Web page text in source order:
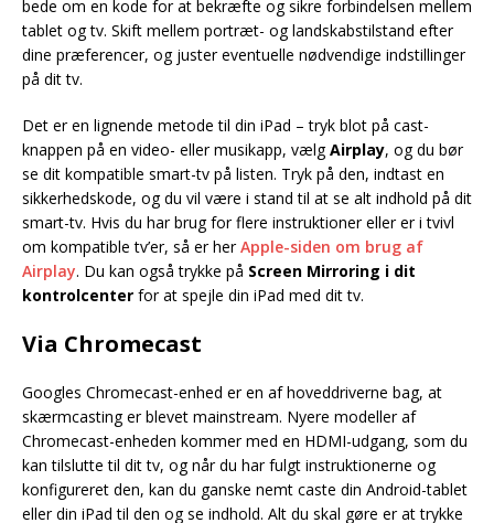
bede om en kode for at bekræfte og sikre forbindelsen mellem
tablet og tv. Skift mellem portræt- og landskabstilstand efter
dine præferencer, og juster eventuelle nødvendige indstillinger
på dit tv.
Det er en lignende metode til din iPad – tryk blot på cast-
knappen på en video- eller musikapp, vælgAirplay, og du bør
se dit kompatible smart-tv på listen. Tryk på den, indtast en
sikkerhedskode, og du vil være i stand til at se alt indhold på dit
smart-tv. Hvis du har brug for flere instruktioner eller er i tvivl
om kompatible tv’er, så er herApple-siden om brug af
Airplay. Du kan også trykke på Screen Mirroring i dit
kontrolcenter for at spejle din iPad med dit tv.
Via Chromecast
Googles Chromecast-enhed er en af hoveddriverne bag, at
skærmcasting er blevet mainstream. Nyere modeller af
Chromecast-enheden kommer med en HDMI-udgang, som du
kan tilslutte til dit tv, og når du har fulgt instruktionerne og
konfigureret den, kan du ganske nemt caste din Android-tablet
eller din iPad til den og se indhold. Alt du skal gøre er at trykke